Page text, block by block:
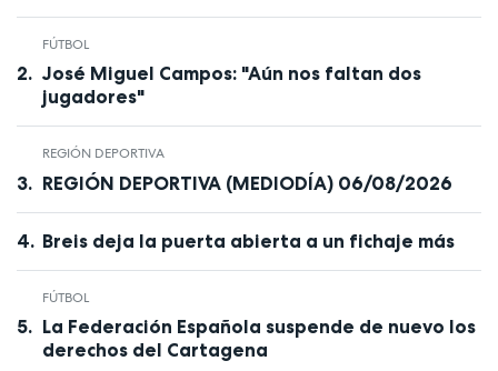
FÚTBOL
José Miguel Campos: "Aún nos faltan dos
jugadores"
REGIÓN DEPORTIVA
REGIÓN DEPORTIVA (MEDIODÍA) 06/08/2026
Breis deja la puerta abierta a un fichaje más
FÚTBOL
La Federación Española suspende de nuevo los
derechos del Cartagena